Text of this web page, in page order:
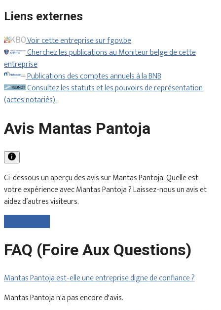
Liens externes
Voir cette entreprise sur fgov.be
Cherchez les publications au Moniteur belge de cette
entreprise
Publications des comptes annuels à la BNB
Consultez les statuts et les pouvoirs de représentation
(actes notariés).
Avis Mantas Pantoja
Ci-dessous un aperçu des avis sur Mantas Pantoja. Quelle est
votre expérience avec Mantas Pantoja ? Laissez-nous un avis et
aidez d’autres visiteurs.
FAQ (Foire Aux Questions)
Mantas Pantoja est-elle une entreprise digne de confiance ?
Mantas Pantoja n'a pas encore d'avis.